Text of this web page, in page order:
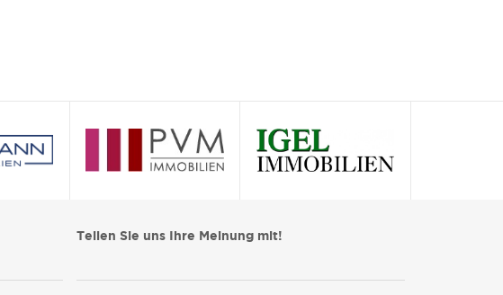
Teilen Sie uns Ihre Meinung mit!